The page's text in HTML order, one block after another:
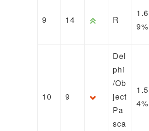
9 14 R
1.6
9%
10 9
Del
phi
/Ob
ject
Pa
sca
1.5
4%